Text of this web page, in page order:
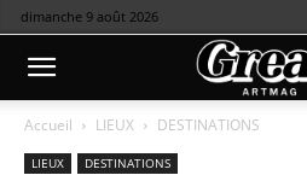
dimanche 9 août 2026
Accueil LIEUX DESTINATIONS
LIEUX DESTINATIONS